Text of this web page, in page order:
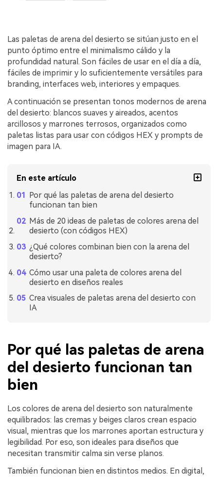
Las paletas de arena del desierto se sitúan justo en el
punto óptimo entre el minimalismo cálido y la
profundidad natural. Son fáciles de usar en el día a día,
fáciles de imprimir y lo suficientemente versátiles para
branding, interfaces web, interiores y empaques.
A continuación se presentan tonos modernos de arena
del desierto: blancos suaves y aireados, acentos
arcillosos y marrones terrosos, organizados como
paletas listas para usar con códigos HEX y prompts de
imagen para IA.
En este artículo
Por qué las paletas de arena del desierto
funcionan tan bien
Más de 20 ideas de paletas de colores arena del
desierto (con códigos HEX)
¿Qué colores combinan bien con la arena del
desierto?
Cómo usar una paleta de colores arena del
desierto en diseños reales
Crea visuales de paletas arena del desierto con
IA
Por qué las paletas de arena
del desierto funcionan tan
bien
Los colores de arena del desierto son naturalmente
equilibrados: las cremas y beiges claros crean espacio
visual, mientras que los marrones aportan estructura y
legibilidad. Por eso, son ideales para diseños que
necesitan transmitir calma sin verse planos.
También funcionan bien en distintos medios. En digital,